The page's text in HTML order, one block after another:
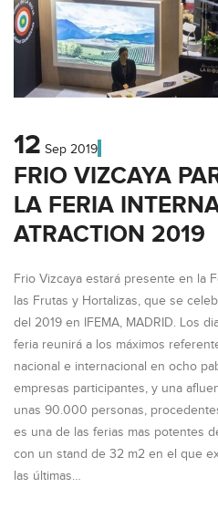
12 Sep 2019
FRIO VIZCAYA
LA FERIA
ATRACTION 2019
Frio Vizcaya estará presente en la
las Frutas y Hortalizas, que se
del 2019 en IFEMA, MADRID. Los
feria reunirá a los máximos
nacional e internacional en ocho
empresas participantes, y una
unas 90.000 personas,
es una de las ferias mas potentes
con un stand de 32 m2 en el que
las últimas…